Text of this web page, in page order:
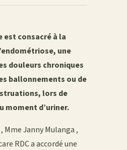
est consacré à la
une
douleurs chroniques
ballonnements ou de
lors de
moment d’uriner.
Janny Mulanga ,
RDC a accordé une